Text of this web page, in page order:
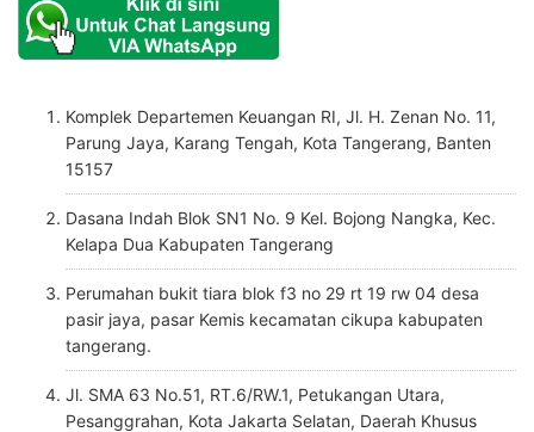
Komplek Departemen Keuangan RI, Jl. H. Zenan No. 11,
Parung Jaya, Karang Tengah, Kota Tangerang, Banten
15157
Dasana Indah Blok SN1 No. 9 Kel. Bojong Nangka, Kec.
Kelapa Dua Kabupaten Tangerang
Perumahan bukit tiara blok f3 no 29 rt 19 rw 04 desa
pasir jaya, pasar Kemis kecamatan cikupa kabupaten
tangerang.
Jl. SMA 63 No.51, RT.6/RW.1, Petukangan Utara,
Pesanggrahan, Kota Jakarta Selatan, Daerah Khusus